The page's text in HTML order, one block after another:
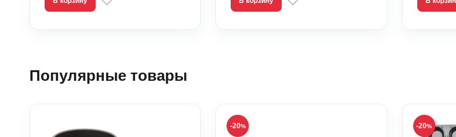
Популярные товары
-20% -20%